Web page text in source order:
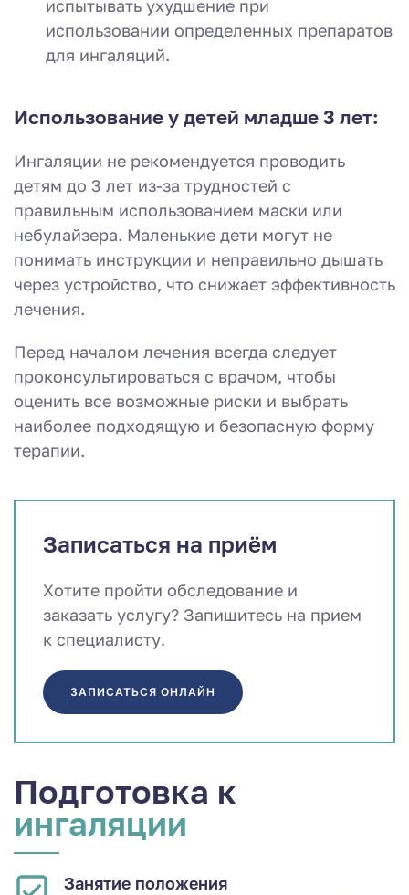
испытывать ухудшение при
использовании определенных препаратов
для ингаляций.
Использование у детей младше 3 лет:
Ингаляции не рекомендуется проводить
детям до 3 лет из-за трудностей с
правильным использованием маски или
небулайзера. Маленькие дети могут не
понимать инструкции и неправильно дышать
через устройство, что снижает эффективность
лечения.
Перед началом лечения всегда следует
проконсультироваться с врачом, чтобы
оценить все возможные риски и выбрать
наиболее подходящую и безопасную форму
терапии.
Записаться на приём
Хотите пройти обследование и
заказать услугу? Запишитесь на прием
к специалисту.
ЗАПИСАТЬСЯ ОНЛАЙН
Подготовка к
ингаляции
Занятие положения